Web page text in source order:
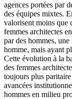
agences portées par
des équipes mixtes.
valorisent moins que
femmes architectes
par des hommes,
homme, mais ayant
Cette évolution à la
des femmes
toujours plus paritaire
avancées
hommes en milieu